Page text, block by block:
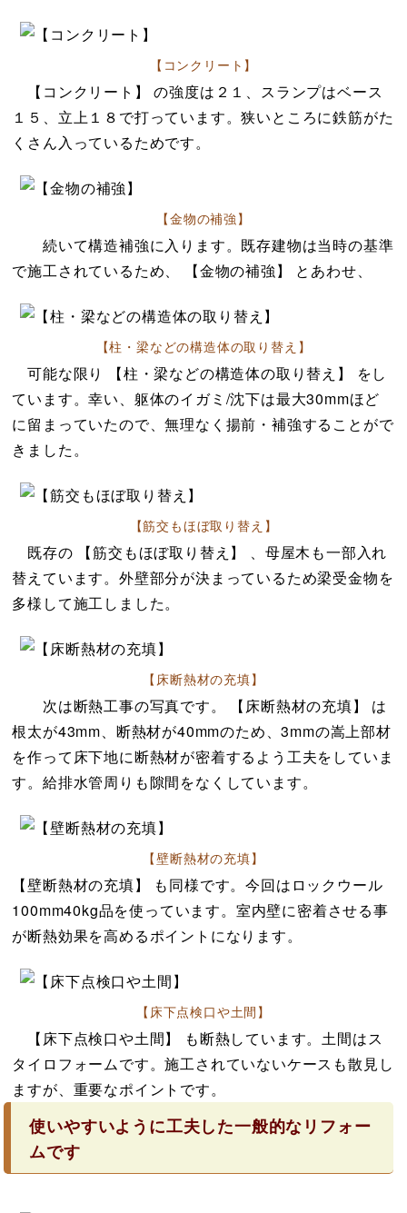
【コンクリート】
【コンクリート】 の強度は２１、スランプはベース
１５、立上１８で打っています。狭いところに鉄筋がた
くさん入っているためです。
【金物の補強】
続いて構造補強に入ります。既存建物は当時の基準
で施工されているため、 【金物の補強】 とあわせ、
【柱・梁などの構造体の取り替え】
可能な限り 【柱・梁などの構造体の取り替え】 をし
ています。幸い、躯体のイガミ/沈下は最大30mmほど
に留まっていたので、無理なく揚前・補強することがで
きました。
【筋交もほぼ取り替え】
既存の 【筋交もほぼ取り替え】 、母屋木も一部入れ
替えています。外壁部分が決まっているため梁受金物を
多様して施工しました。
【床断熱材の充填】
次は断熱工事の写真です。 【床断熱材の充填】 は
根太が43mm、断熱材が40mmのため、3mmの嵩上部材
を作って床下地に断熱材が密着するよう工夫をしていま
す。給排水管周りも隙間をなくしています。
【壁断熱材の充填】
【壁断熱材の充填】 も同様です。今回はロックウール
100mm40kg品を使っています。室内壁に密着させる事
が断熱効果を高めるポイントになります。
【床下点検口や土間】
【床下点検口や土間】 も断熱しています。土間はス
タイロフォームです。施工されていないケースも散見し
ますが、重要なポイントです。
使いやすいように工夫した一般的なリフォー
ムです